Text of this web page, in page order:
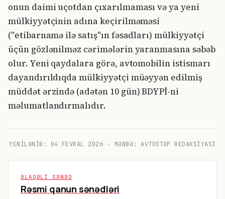
onun daimi uçotdan çıxarılmaması və ya yeni
mülkiyyətçinin adına keçirilməməsi
("etibarnamə ilə satış"ın fəsadları) mülkiyyətçi
üçün gözlənilməz cərimələrin yaranmasına səbəb
olur. Yeni qaydalara görə, avtomobilin istismarı
dayandırıldıqda mülkiyyətçi müəyyən edilmiş
müddət ərzində (adətən 10 gün) BDYPİ-ni
məlumatlandırmalıdır.
YENILƏNIB: 04 FEVRAL 2026 · MƏNBƏ: AVTOSTOP REDAKSIYASI
ƏLAQƏLI SƏNƏD
Rəsmi qanun sənədləri